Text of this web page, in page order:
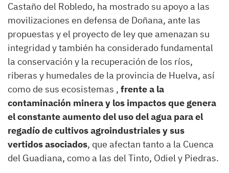
Castaño del Robledo, ha mostrado su apoyo a las
movilizaciones en defensa de Doñana, ante las
propuestas y el proyecto de ley que amenazan su
integridad y también ha considerado fundamental
la conservación y la recuperación de los ríos,
riberas y humedales de la provincia de Huelva, así
como de sus ecosistemas , frente a la
contaminación minera y los impactos que genera
el constante aumento del uso del agua para el
regadío de cultivos agroindustriales y sus
vertidos asociados, que afectan tanto a la Cuenca
del Guadiana, como a las del Tinto, Odiel y Piedras.